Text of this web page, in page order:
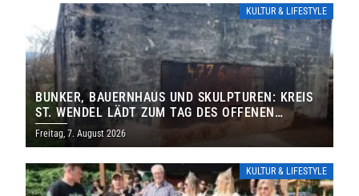
KULTUR & LIFESTYLE
BUNKER, BAUERNHAUS UND SKULPTUREN: KREIS
ST. WENDEL LÄDT ZUM TAG DES OFFENEN
DENKMALS EIN
Freitag, 7. August 2026
KULTUR & LIFESTYLE